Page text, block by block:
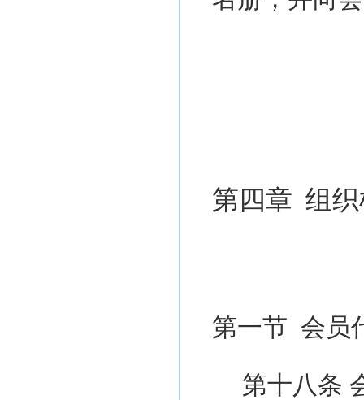
第四章 组
第一节 会员
第十八条